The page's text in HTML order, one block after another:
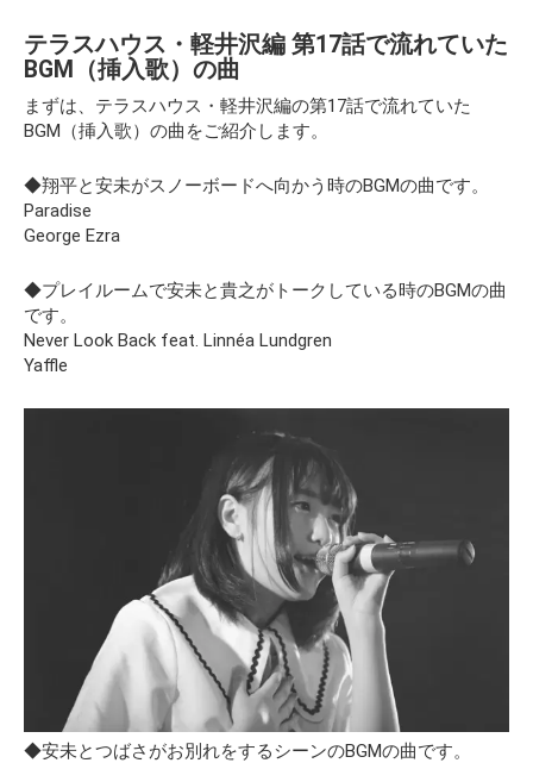
テラスハウス・軽井沢編 第17話で流れていた
BGM（挿入歌）の曲
まずは、テラスハウス・軽井沢編の第17話で流れていた
BGM（挿入歌）の曲をご紹介します。
◆翔平と安未がスノーボードへ向かう時のBGMの曲です。
Paradise
George Ezra
◆プレイルームで安未と貴之がトークしている時のBGMの曲
です。
Never Look Back feat. Linnéa Lundgren
Yaffle
◆安未とつばさがお別れをするシーンのBGMの曲です。